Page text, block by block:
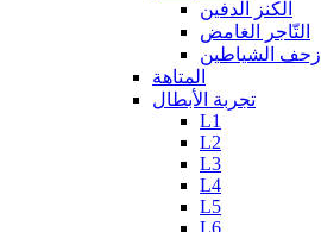
الكنز الدفين
التّاجر الغامض
زحف الشياطين
المتاهة
تجربة الأبطال
L1
L2
L3
L4
L5